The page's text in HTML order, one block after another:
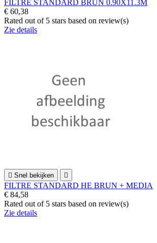
FILTRE STANDARD BRUN 0.90X11.3M
€ 60,38
Rated out of 5 stars based on review(s)
Zie details
 Snel bekijken 
FILTRE STANDARD HE BRUN + MEDIA
€ 84,58
Rated out of 5 stars based on review(s)
Zie details